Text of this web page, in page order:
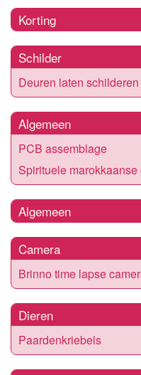
Korting
Schilder
Deuren laten
Algemeen
PCB assemblage
Spirituele
Algemeen
Camera
Brinno time lapse
Dieren
Paardenkriebels